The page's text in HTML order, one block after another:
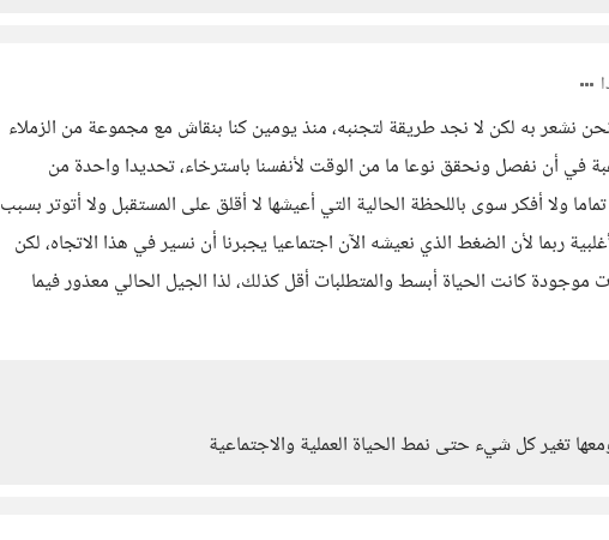
نشعر به لكن لا نجد طريقة لتجنبه، منذ يومين كنا بنقاش مع مجموعة من الزملاء
في أن نفصل ونحقق نوعا ما من الوقت لأنفسنا باسترخاء، تحديدا واحدة من
ولا أفكر سوى باللحظة الحالية التي أعيشها لا أقلق على المستقبل ولا أتوتر بسبب
ربما لأن الضغط الذي نعيشه الآن اجتماعيا يجبرنا أن نسير في هذا الاتجاه، لكن
كانت الحياة أبسط والمتطلبات أقل كذلك، لذا الجيل الحالي معذور فيما
تغير كل شيء حتى نمط الحياة العملية والاجتماعية